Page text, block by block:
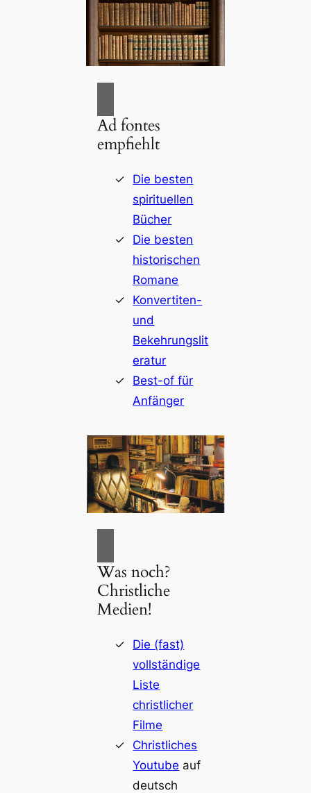
Ad fontes
empfiehlt
Die besten
spirituellen
Bücher
Die besten
historischen
Romane
Konvertiten-
und
Bekehrungslit
eratur
Best-of für
Anfänger
Was noch?
Christliche
Medien!
Die (fast)
vollständige
Liste
christlicher
Filme
Christliches
Youtube auf
deutsch